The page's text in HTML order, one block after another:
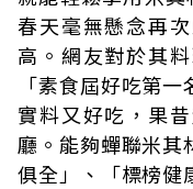
春天毫無懸念再
高。網友對於其
「素食屆好吃第
實料又好吃，果
廳。能夠蟬聯米其
俱全」、「標榜健